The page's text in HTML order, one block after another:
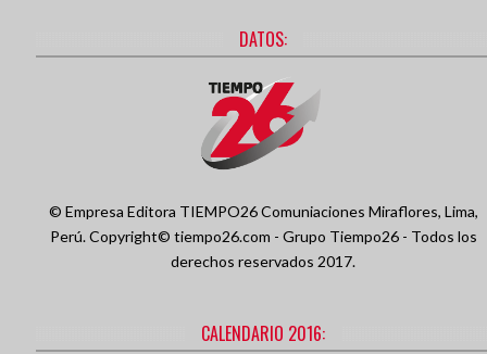
DATOS:
© Empresa Editora TIEMPO26 Comuniaciones Miraflores, Lima,
Perú.Copyright© tiempo26.com - Grupo Tiempo26 - Todos los
derechos reservados 2017.
CALENDARIO 2016: